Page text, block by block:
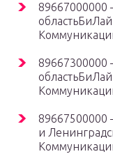
89667000000
89667300000
89667500000
и